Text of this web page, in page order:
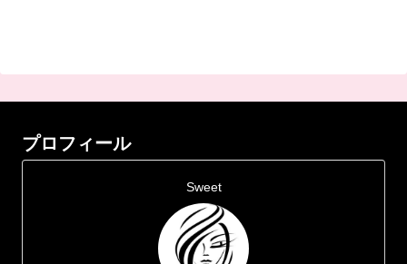
プロフィール
Sweet